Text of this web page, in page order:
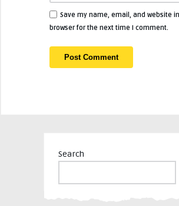
Save my name, email, and website
browser for the next time I comment.
Search